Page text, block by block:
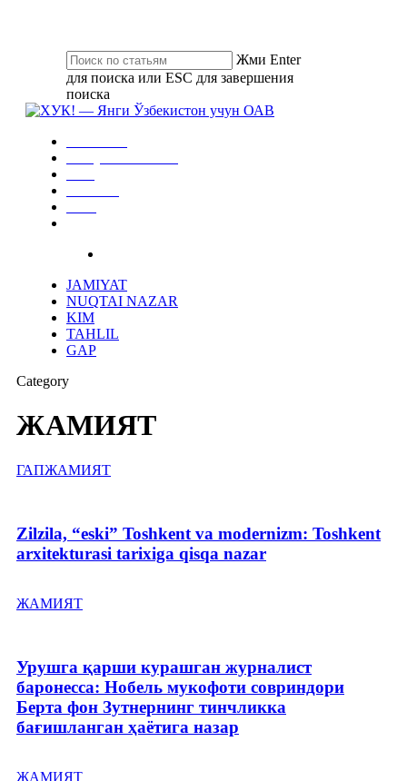
Жми Enter
для поиска или ESC для завершения
поиска
Close
search
Menu
JAMIYAT
NUQTAI NAZAR
KIM
TAHLIL
GAP
Category
ЖАМИЯТ
ГАПЖАМИЯТ
Zilzila, “eski” Toshkent va modernizm: Toshkent
arxitekturasi tarixiga qisqa nazar
ЖАМИЯТ
Урушга қарши курашган журналист
баронесса: Нобель мукофоти совриндори
Берта фон Зутнернинг тинчликка
бағишланган ҳаётига назар
ЖАМИЯТ